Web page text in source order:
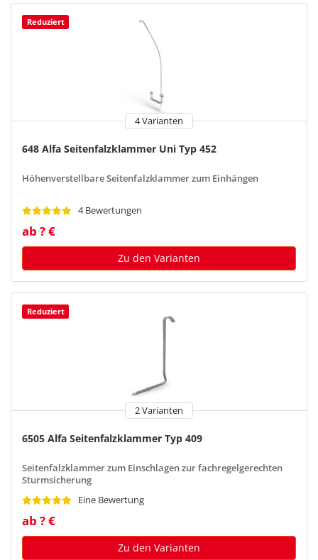
Reduziert
4 Varianten
648 Alfa Seitenfalzklammer Uni Typ 452
Höhenverstellbare Seitenfalzklammer zum Einhängen
4 Bewertungen
ab ? €
Zu den Varianten
Reduziert
2 Varianten
6505 Alfa Seitenfalzklammer Typ 409
Seitenfalzklammer zum Einschlagen zur fachregelgerechten
Sturmsicherung
Eine Bewertung
ab ? €
Zu den Varianten